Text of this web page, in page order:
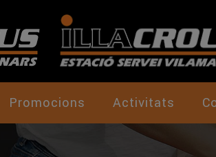
Promocions Activitats